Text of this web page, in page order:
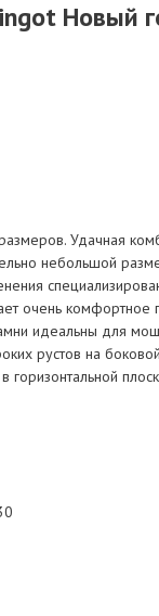
Новый
Удачная
небольшой
очень
идеальны для
рустов на